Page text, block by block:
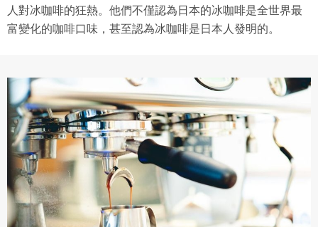
人對冰咖啡的狂熱。他們不僅認為日本的冰咖啡是全世界最
富變化的咖啡口味，甚至認為冰咖啡是日本人發明的。